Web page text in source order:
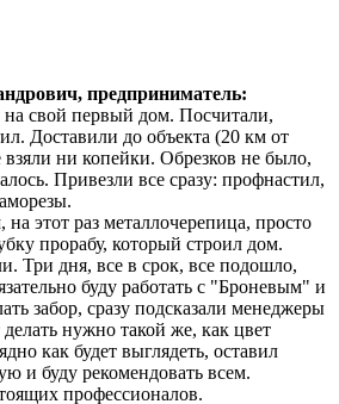
предприниматель:
на свой первый дом. Посчитали,
Доставили до объекта (20 км от
взяли ни копейки. Обрезков не было,
Привезли все сразу: профнастил,
этот раз металлочерепица, просто
прорабу, который строил дом.
Три дня, все в срок, все подошло,
буду работать с "Броневым" и
забор, сразу подсказали менеджеры
нужно такой же, как цвет
как будет выглядеть, оставил
и буду рекомендовать всем.
профессионалов.